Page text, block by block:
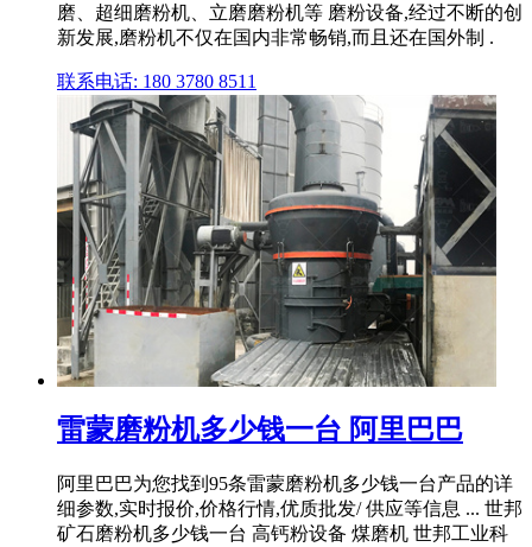
磨、超细磨粉机、立磨磨粉机等 磨粉设备,经过不断的创
新发展,磨粉机不仅在国内非常畅销,而且还在国外制 .
联系电话: 180 3780 8511
雷蒙磨粉机多少钱一台 阿里巴巴
阿里巴巴为您找到95条雷蒙磨粉机多少钱一台产品的详
细参数,实时报价,价格行情,优质批发/ 供应等信息 ... 世邦
矿石磨粉机多少钱一台 高钙粉设备 煤磨机 世邦工业科